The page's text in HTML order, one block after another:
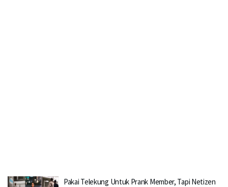
Pakai Telekung Untuk Prank Member, Tapi Netizen